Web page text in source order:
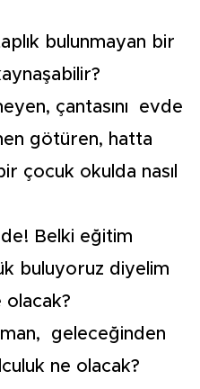
bulunmayan bir
çantasını evde
götüren, hatta
çocuk okulda nasıl
de! Belki eğitim
buluyoruz diyelim
olacak?
geleceğinden
ne olacak?